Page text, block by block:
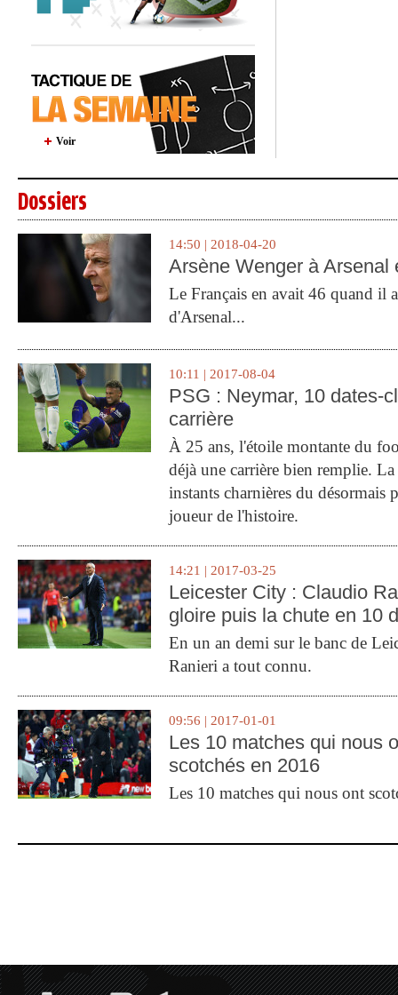
Voir
Dossiers
14:50 | 2018-04-20
Arsène Wenger à Arsenal
Le Français en avait 46 quand il
d'Arsenal...
10:11 | 2017-08-04
PSG : Neymar, 10 dates-
carrière
À 25 ans, l'étoile montante du
déjà une carrière bien remplie.
instants charnières du désormais
joueur de l'histoire.
14:21 | 2017-03-25
Leicester City : Claudio
gloire puis la chute en 10
En un an demi sur le banc de
Ranieri a tout connu.
09:56 | 2017-01-01
Les 10 matches qui nous
scotchés en 2016
Les 10 matches qui nous ont